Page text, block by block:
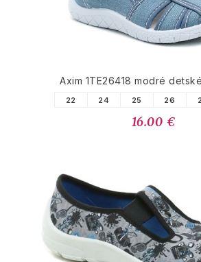
Axim 1TE26418 modré
22 24 25 26
16.00 €